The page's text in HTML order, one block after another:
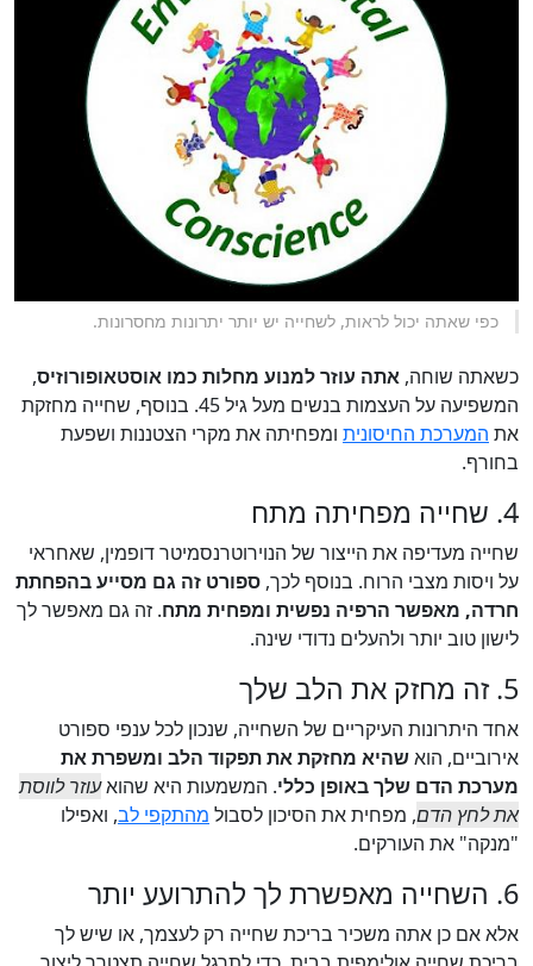
כפי שאתה יכול לראות, לשחייה יש יותר יתרונות מחסרונות.
כשאתה שוחה, אתה עוזר למנוע מחלות כמו אוסטאופורוזיס,
המשפיעה על העצמות בנשים מעל גיל 45. בנוסף, שחייה מחזקת
את המערכת החיסונית ומפחיתה את מקרי הצטננות ושפעת
בחורף.
4. שחייה מפחיתה מתח
שחייה מעדיפה את הייצור של הנוירוטרנסמיטר דופמין, שאחראי
על ויסות מצבי הרוח. בנוסף לכך, ספורט זה גם מסייע בהפחתת
חרדה, מאפשר הרפיה נפשית ומפחית מתח. זה גם מאפשר לך
לישון טוב יותר ולהעלים נדודי שינה.
5. זה מחזק את הלב שלך
אחד היתרונות העיקריים של השחייה, שנכון לכל ענפי ספורט
אירוביים, הואשהיא מחזקת את תפקוד הלב ומשפרת את
מערכת הדם שלך באופן כללי. המשמעות היא שהואעוזר לווסת
את לחץ הדם, מפחית את הסיכון לסבול מהתקפי לב, ואפילו
"מנקה" את העורקים.
6. השחייה מאפשרת לך להתרועע יותר
אלא אם כן אתה משכיר בריכת שחייה רק לעצמך, או שיש לך